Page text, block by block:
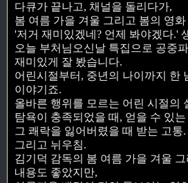
다큐가 끝나고, 채널을 돌리다가,
봄 여름 가을 겨울 그리고 봄의 영
'저거 재미있겠네? 언제 봐야겠다.'
오늘 부처님오신날 특집으로 공중
재미있게 잘 봤습니다.
어린시절부터, 중년의 나이까지 한
이야기죠.
올바른 행위를 모르는 어린 시절의
탐욕이 충족되었을 때, 얻을 수 있는
그 쾌락을 잃어버렸을 때 받는 고통.
그리고 뉘우침.
김기덕 감독의 봄 여름 가을 겨울 그
내용도 좋았지만,